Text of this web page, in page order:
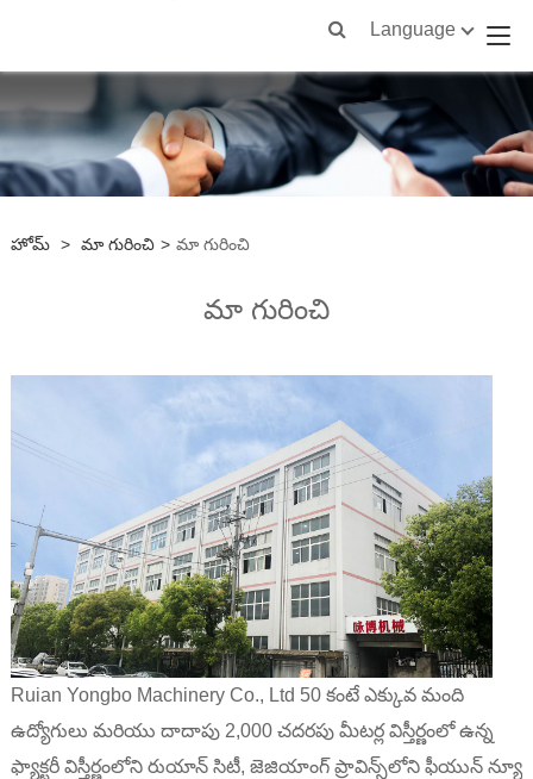
Language
హోమ్ > మా గురించి > మా గురించి
మా గురించి
Ruian Yongbo Machinery Co., Ltd 50 కంటే ఎక్కువ మంది
ఉద్యోగులు మరియు దాదాపు 2,000 చదరపు మీటర్ల విస్తీర్ణంలో ఉన్న
ఫ్యాక్టరీ విస్తీర్ణంలోని రుయాన్ సిటీ, జెజియాంగ్ ప్రావిన్స్‌లోని ఫీయున్ న్యూ